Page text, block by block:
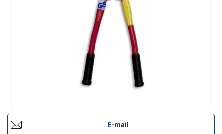
E-mail